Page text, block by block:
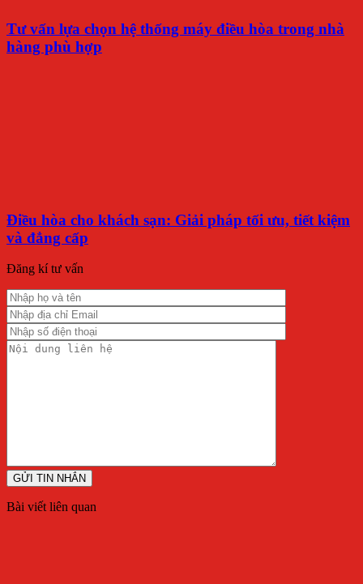
Tư vấn lựa chọn hệ thống máy điều hòa trong nhà
hàng phù hợp
Điều hòa cho khách sạn: Giải pháp tối ưu, tiết kiệm
và đẳng cấp
Đăng kí tư vấn
Bài viết liên quan